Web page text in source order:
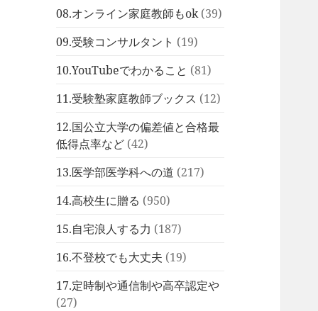
08.オンライン家庭教師もok(39)
09.受験コンサルタント (19)
10.YouTubeでわかること (81)
11.受験塾家庭教師ブックス (12)
12.国公立大学の偏差値と合格最
低得点率など (42)
13.医学部医学科への道 (217)
14.高校生に贈る (950)
15.自宅浪人する力 (187)
16.不登校でも大丈夫 (19)
17.定時制や通信制や高卒認定や
(27)